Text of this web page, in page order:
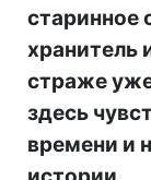
старинное
хранитель
страже
здесь
времени и